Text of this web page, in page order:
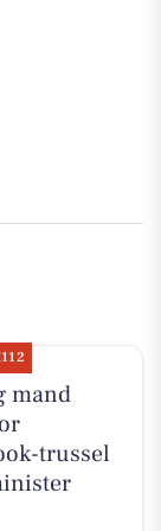
mand
trussel